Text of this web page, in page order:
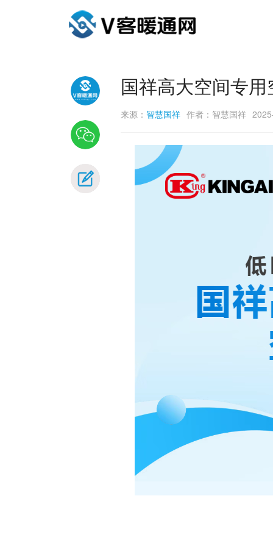
国祥高大空间专
来源： 智慧国祥 作者：智慧国祥